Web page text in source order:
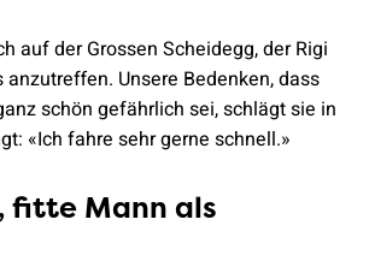
auf der Grossen Scheidegg, der Rigi
Unsere Bedenken, dass
schön gefährlich sei, schlägt sie in
«Ich fahre sehr gerne schnell.»
fitte Mann als